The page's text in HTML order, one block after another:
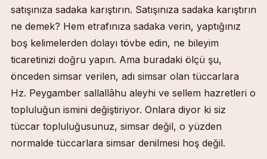
satışınıza sadaka karıştırın. Satışınıza sadaka karıştırın
ne demek? Hem etrafınıza sadaka verin, yaptığınız
boş kelimelerden dolayı tövbe edin, ne bileyim
ticaretinizi doğru yapın. Ama buradaki ölçü şu,
önceden simsar verilen, adı simsar olan tüccarlara
Hz. Peygamber sallallâhu aleyhi ve sellem hazretleri o
topluluğun ismini değiştiriyor. Onlara diyor ki siz
tüccar topluluğusunuz, simsar değil, o yüzden
normalde tüccarlara simsar denilmesi hoş değil.